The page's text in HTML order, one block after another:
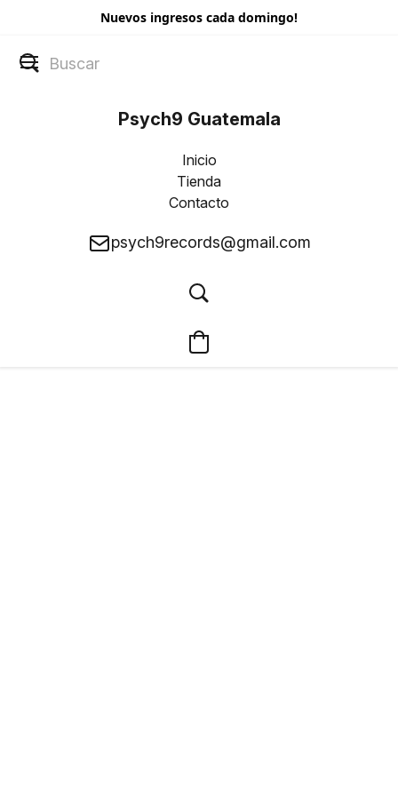
Nuevos ingresos cada domingo!
Psych9 Guatemala
Inicio
Tienda
Contacto
psych9records@gmail.com